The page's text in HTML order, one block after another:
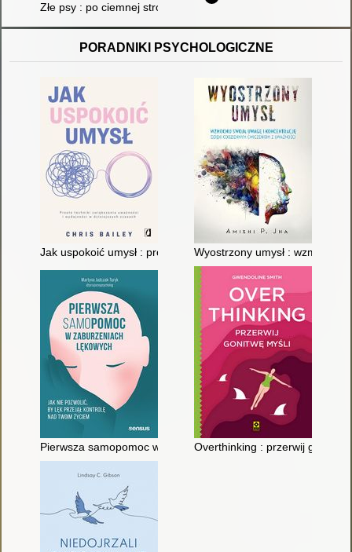
Złe psy : po ciemnej stronie mocy
PORADNIKI PSYCHOLOGICZNE
Jak uspokoić umysł : proste techniki zwiększania uważności i
Wyostrzony umysł : wzmocnij
Pierwsza samopomoc w zaburzeniach lękowych : jak nie
Overthinking : przerwij gonitwę